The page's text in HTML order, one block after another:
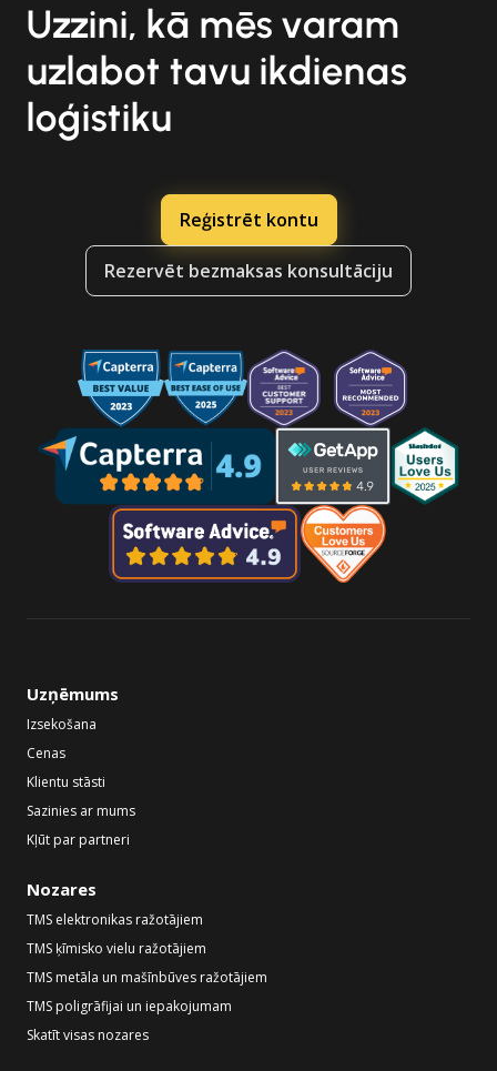
Uzzini, kā mēs varam
uzlabot tavu ikdienas
loģistiku
Reģistrēt kontu
Rezervēt bezmaksas konsultāciju
Uzņēmums
Izsekošana
Cenas
Klientu stāsti
Sazinies ar mums
Kļūt par partneri
Nozares
TMS elektronikas ražotājiem
TMS ķīmisko vielu ražotājiem
TMS metāla un mašīnbūves ražotājiem
TMS poligrāfijai un iepakojumam
Skatīt visas nozares